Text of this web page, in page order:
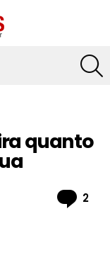
quanto
2